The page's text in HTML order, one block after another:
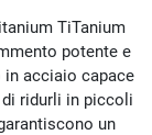
TiTanium
potente e
acciaio capace
ridurli in piccoli
un